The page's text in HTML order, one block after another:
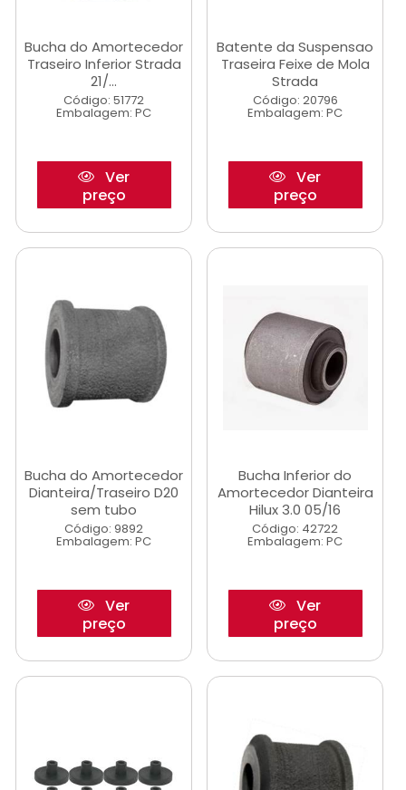
Bucha do Amortecedor
Traseiro Inferior Strada
21/...
Código: 51772
Embalagem: PC
Ver
preço
Batente da Suspensao
Traseira Feixe de Mola
Strada
Código: 20796
Embalagem: PC
Ver
preço
Bucha do Amortecedor
Dianteira/Traseiro D20
sem tubo
Código: 9892
Embalagem: PC
Ver
preço
Bucha Inferior do
Amortecedor Dianteira
Hilux 3.0 05/16
Código: 42722
Embalagem: PC
Ver
preço